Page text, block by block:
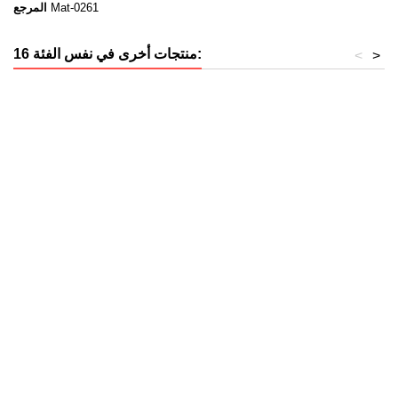
المرجع Mat-0261
16 منتجات أخرى في نفس الفئة: >
<